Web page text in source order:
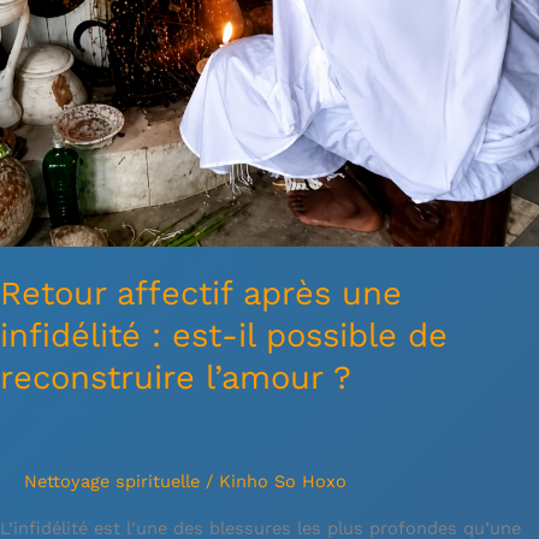
Retour affectif après une
infidélité : est-il possible de
reconstruire l’amour ?
Nettoyage spirituelle / Kinho So Hoxo
L’infidélité est l’une des blessures les plus profondes qu’une
?